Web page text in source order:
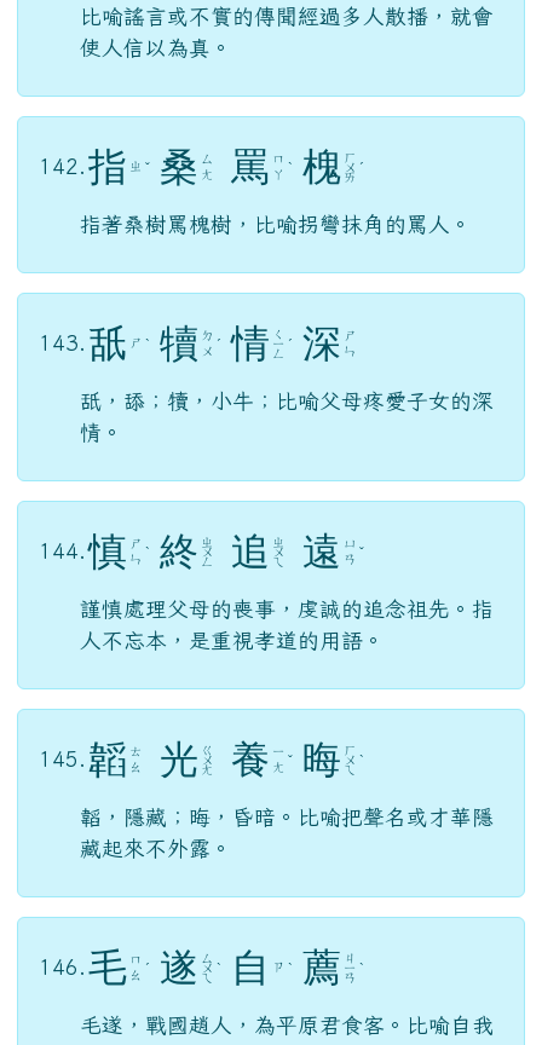
比喻謠言或不實的傳聞經過多人散播，就會
使人信以為真。
142. 指 ㄓ ˇ 桑 ㄙ
ㄤ
罵 ㄇ
ㄚ ˋ 槐 ㄏ
ㄨ
ㄞ
ˊ
指著桑樹罵槐樹，比喻拐彎抹角的罵人。
143. 舐 ㄕ ˋ 犢 ㄉ
ㄨ ˊ 情 ㄑ
ㄧ
ㄥ
ˊ 深 ㄕ
ㄣ
舐，舔；犢，小牛；比喻父母疼愛子女的深
情。
144. 慎 ㄕ
ㄣ ˋ 終 ㄓ
ㄨ
ㄥ 追 ㄓ
ㄨ
ㄟ 遠 ㄩ
ㄢ ˇ
謹慎處理父母的喪事，虔誠的追念祖先。指
人不忘本，是重視孝道的用語。
145. 韜 ㄊ
ㄠ
光 ㄍ
ㄨ
ㄤ 養 ㄧ
ㄤ ˇ 晦 ㄏ
ㄨ
ㄟ
ˋ
韜，隱藏；晦，昏暗。比喻把聲名或才華隱
藏起來不外露。
146. 毛 ㄇ
ㄠ ˊ 遂 ㄙ
ㄨ
ㄟ
ˋ 自 ㄗ ˋ 薦 ㄐ
ㄧ
ㄢ
ˋ
毛遂，戰國趙人，為平原君食客。比喻自我